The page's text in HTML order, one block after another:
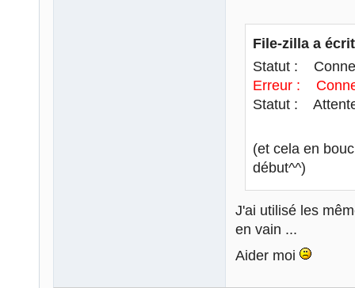
File-zilla a
Statut :
Erreur :
Statut :
(et cela en
début^^)
J'ai utilisé les
en vain ...
Aider moi